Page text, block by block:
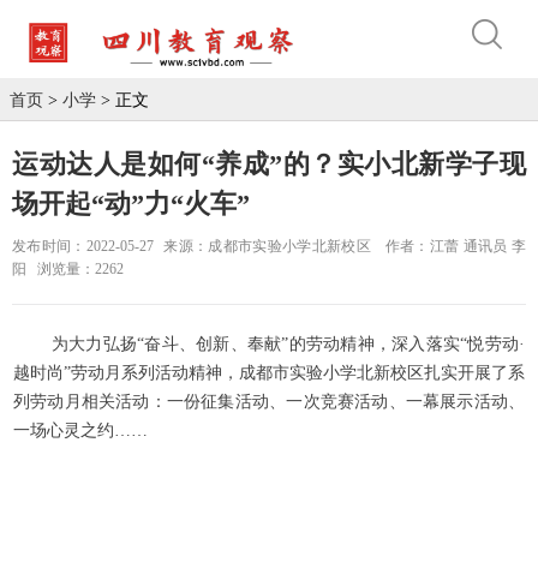
首页 > 小学 > 正文
运动达人是如何“养成”的？实小北新学子现
场开起“动”力“火车”
发布时间：2022-05-27 来源：成都市实验小学北新校区
作者：江蕾 通讯员 李
阳
浏览量：2262
为大力弘扬“奋斗、创新、奉献”的劳动精神，深入落实“悦劳动·
越时尚”劳动月系列活动精神，成都市实验小学北新校区扎实开展了系
列劳动月相关活动：一份征集活动、一次竞赛活动、一幕展示活动、
一场心灵之约……